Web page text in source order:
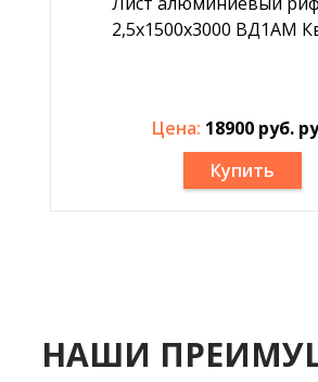
2,5х1500х3000 ВД1АМ
Цена: 18900 руб.
Купить
НАШИ